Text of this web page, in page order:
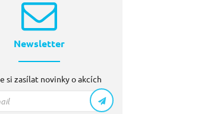
Newsletter
si zasílat novinky o akcích